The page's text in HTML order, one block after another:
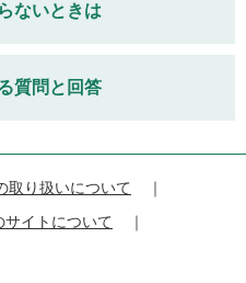
ないときは
質問と回答
取り扱いについて
サイトについて